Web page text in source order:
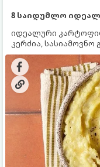
8 საიდუმლო
იდეალური
კერძია,
ფერით. მისი
არსებობს
იცოდეთ, რომ პიურე